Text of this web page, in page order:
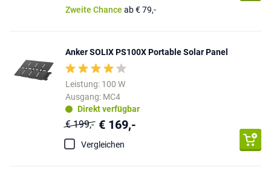
Zweite Chance ab € 79,-
Anker SOLIX PS100X Portable Solar Panel
Leistung: 100 W
Ausgang: MC4
Direkt verfügbar
€ 199,- € 169,-
Vergleichen